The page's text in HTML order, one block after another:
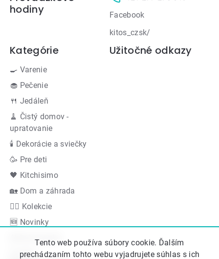
Tento web používa súbory cookie. Ďalším
prechádzaním tohto webu vyjadrujete súhlas s ich
hodiny
Facebook
kitos_czsk/
Kategórie
🍳 Varenie
🧁 Pečenie
🍴 Jedáleň
🧹 Čistý domov -
upratovanie
🕯 Dekorácie a sviečky
🥳 Pre deti
🖤 Kitchisimo
🏡 Dom a záhrada
👍🏻 Kolekcie
🆕 Novinky
Akčná ponuka
Značky
Užitočné odkazy